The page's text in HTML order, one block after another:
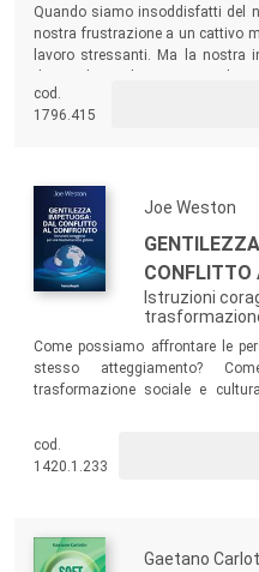
Quando siamo insoddisfatti del
nostra frustrazione a un cattivo
lavoro stressanti. Ma la nostra
aiutarti a capire il rapporto tra te e
più appagante” (Kim Scott, autrice
cod.
1796.415
Joe Weston
CONFLITTO
Istruzioni
Come possiamo affrontare le
stesso atteggiamento?
trasformazione sociale e
danni? Come possiamo
in un’epoca in cui sembra più
percorso in vari step finalizzato
cod.
1420.1.233
Gaetano